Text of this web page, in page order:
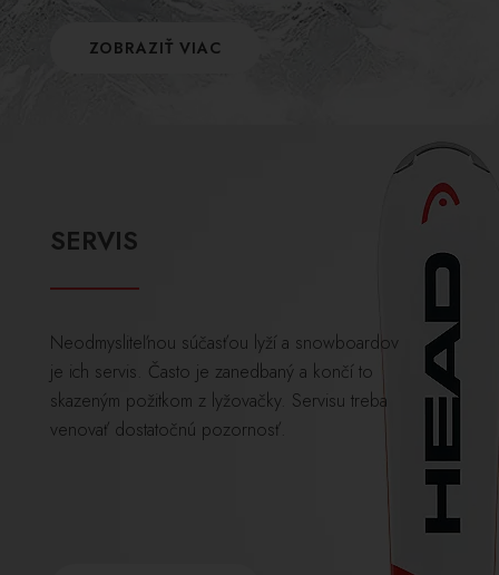
ZOBRAZIŤ VIAC
SERVIS
Neodmysliteľnou súčasťou lyží a snowboardov
je ich servis. Často je zanedbaný a končí to
skazeným požitkom z lyžovačky. Servisu treba
venovať dostatočnú pozornosť.